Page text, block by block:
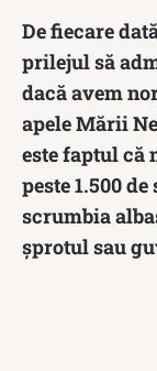
De fiecare
prilejul să
dacă avem
apele Mării
este faptul că
peste 1.500
scrumbia
şprotul sau